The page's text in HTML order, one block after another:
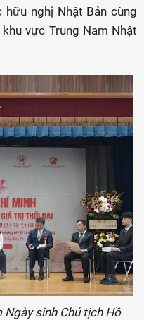
nghị Nhật Bản cùng
vực Trung Nam Nhật
sinh Chủ tịch Hồ